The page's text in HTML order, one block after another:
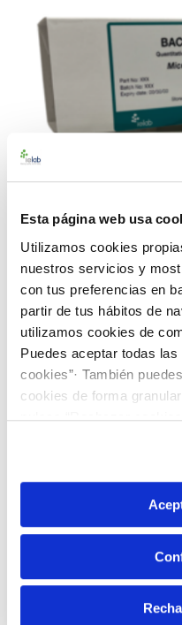
Esta página web usa
Utilizamos cookies
nuestros servicios y
con tus preferencias en
partir de tus hábitos de
utilizamos cookies de
Puedes aceptar todas
cookies”· También
cookies de forma
pulsas “Rechazar
son indispensables para
por tanto no se pueden
más información en
990373 BAControl-10
albicans CECT 1394
226,00 €